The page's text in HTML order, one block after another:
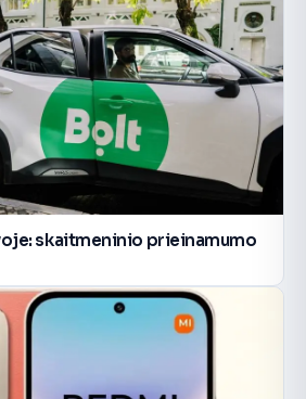
skaitmeninio prieinamumo